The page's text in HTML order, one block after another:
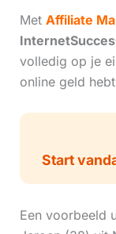
Met Affiliate
volledig op je
online geld
Start
Een voorbeeld